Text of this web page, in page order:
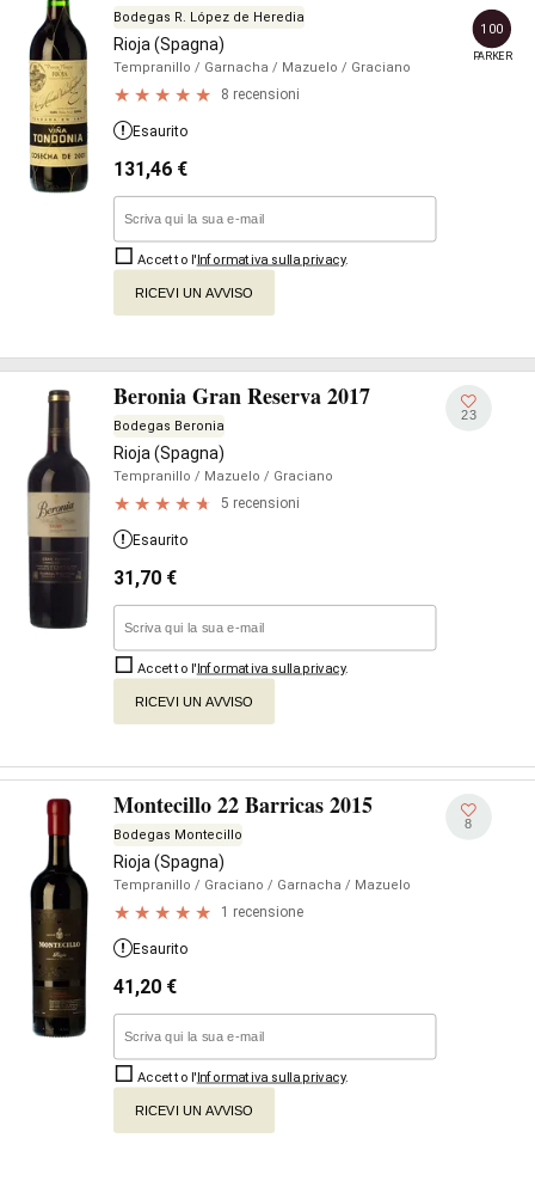
Bodegas R. López de Heredia
Rioja (Spagna)
Tempranillo / Garnacha / Mazuelo / Graciano
8 recensioni
100
PARKER
Esaurito
131,46 €
Accetto l'Informativa sulla privacy.
RICEVI UN AVVISO
Beronia Gran Reserva 2017
Bodegas Beronia
Rioja (Spagna)
Tempranillo / Mazuelo / Graciano
5 recensioni
23
Esaurito
31,70 €
Accetto l'Informativa sulla privacy.
RICEVI UN AVVISO
Montecillo 22 Barricas 2015
Bodegas Montecillo
Rioja (Spagna)
Tempranillo / Graciano / Garnacha / Mazuelo
1 recensione
8
Esaurito
41,20 €
Accetto l'Informativa sulla privacy.
RICEVI UN AVVISO